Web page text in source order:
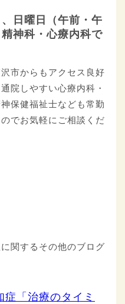
日曜日（午前・午
神科・心療内科で
市からもアクセス良好
院しやすい心療内科・
保健福祉士なども常勤
でお気軽にご相談くだ
関するその他のブログ
「治療のタイミ